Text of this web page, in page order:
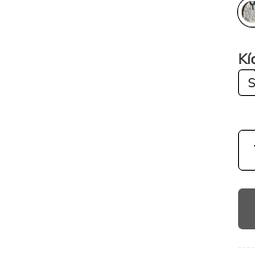
S